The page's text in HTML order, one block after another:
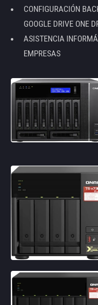
CONFIGURACIÓN
GOOGLE DRIVE ONE
ASISTENCIA
EMPRESAS